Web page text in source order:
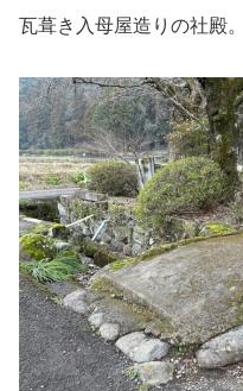
瓦葺き入母屋造りの社殿。